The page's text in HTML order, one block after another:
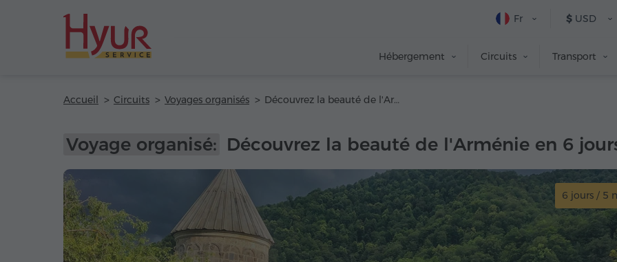
$ USD
Fr
Hébergement Circuits Transport
Accueil Circuits Voyages organisés Découvrez la beauté de l'Arménie en 6 jours
Voyage organisé: Découvrez la beauté de l'Arménie en 6
6 jours / 5